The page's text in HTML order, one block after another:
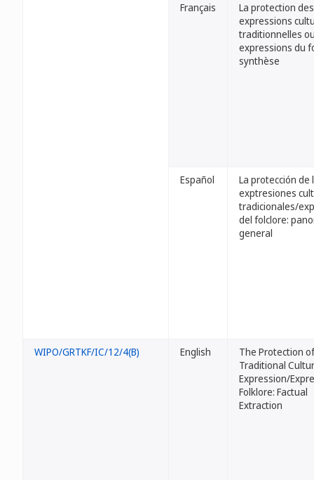
Français
La protection des
expressions
traditionnelles
expressions du
synthèse
Español
La protección de
exptresiones
tradicionales/
del folclore:
general
WIPO/GRTKF/IC/12/4(B) English
The Protection of
Traditional
Expression/
Folklore: Factual
Extraction